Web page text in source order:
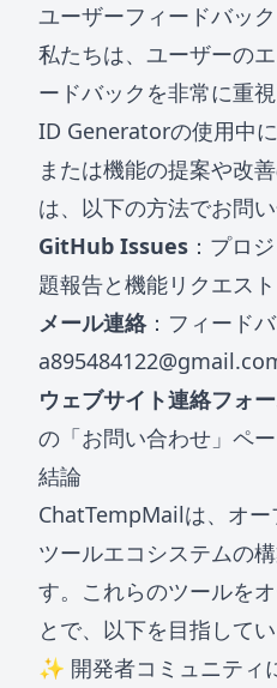
ユーザーフィードバッ
私たちは、ユーザーの
ードバックを非常に重
ID Generatorの使用中
または機能の提案や改
は、以下の方法でお問
GitHub Issues ：プロ
題報告と機能リクエス
メール連絡：フィード
ウェブサイト連絡フォ
の「お問い合わせ」ペ
結論
ChatTempMailは、オ
ツールエコシステムの
す。これらのツールを
とで、以下を目指してい
✨ 開発者コミュニティ